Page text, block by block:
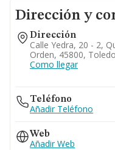
Dirección y
Dirección
Calle Yedra, 20 - 2,
Orden, 45800, Toledo
Como llegar
Teléfono
Añadir Teléfono
Web
Añadir Web